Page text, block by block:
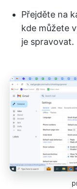
Přejděte na
kde můžete
je spravovat.